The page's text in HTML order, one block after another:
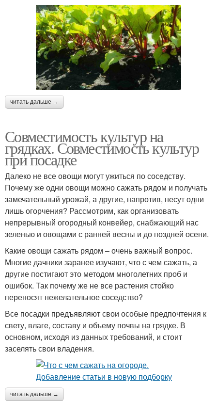
читать дальше →
Совместимость культур на
грядках. Совместимость культур
при посадке
Далеко не все овощи могут ужиться по соседству.
Почему же одни овощи можно сажать рядом и получать
замечательный урожай, а другие, напротив, несут одни
лишь огорчения? Рассмотрим, как организовать
непрерывный огородный конвейер, снабжающий нас
зеленью и овощами с ранней весны и до поздней осени.
Какие овощи сажать рядом – очень важный вопрос.
Многие дачники заранее изучают, что с чем сажать, а
другие постигают это методом многолетних проб и
ошибок. Так почему же не все растения стойко
переносят нежелательное соседство?
Все посадки предъявляют свои особые предпочтения к
свету, влаге, составу и объему почвы на грядке. В
основном, исходя из данных требований, и стоит
заселять свои владения.
читать дальше →